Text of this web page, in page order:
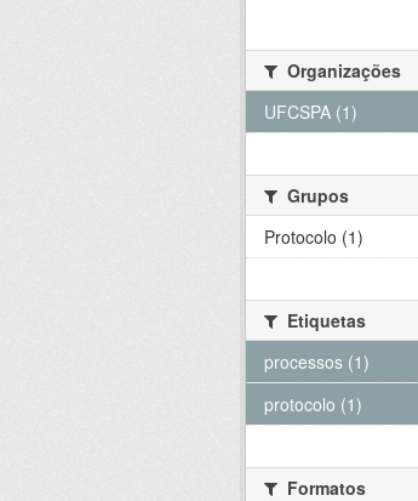
Organizações
UFCSPA (1)
Grupos
Protocolo (1)
Etiquetas
processos (1)
protocolo (1)
Formatos